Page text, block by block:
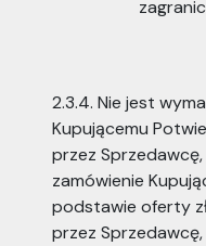
2.3.4. Nie jest
Kupującemu
przez
zamówienie
podstawie oferty
przez